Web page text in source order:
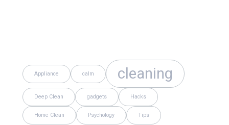
Appliance calm cleaning
Deep Clean gadgets Hacks
Home Clean Psychology Tips